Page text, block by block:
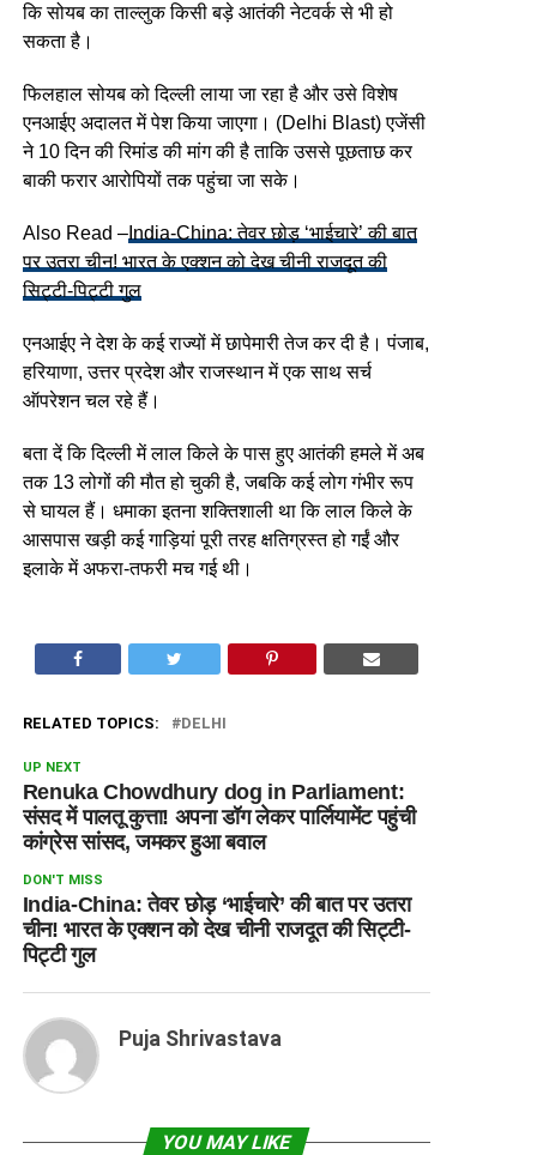
कि सोयब का ताल्लुक किसी बड़े आतंकी नेटवर्क से भी हो
सकता है।
फिलहाल सोयब को दिल्ली लाया जा रहा है और उसे विशेष
एनआईए अदालत में पेश किया जाएगा। (Delhi Blast) एजेंसी
ने 10 दिन की रिमांड की मांग की है ताकि उससे पूछताछ कर
बाकी फरार आरोपियों तक पहुंचा जा सके।
Also Read –India-China: तेवर छोड़ ‘भाईचारे’ की बात
पर उतरा चीन! भारत के एक्शन को देख चीनी राजदूत की
सिट्टी-पिट्टी गुल
एनआईए ने देश के कई राज्यों में छापेमारी तेज कर दी है। पंजाब,
हरियाणा, उत्तर प्रदेश और राजस्थान में एक साथ सर्च
ऑपरेशन चल रहे हैं।
बता दें कि दिल्ली में लाल किले के पास हुए आतंकी हमले में अब
तक 13 लोगों की मौत हो चुकी है, जबकि कई लोग गंभीर रूप
से घायल हैं। धमाका इतना शक्तिशाली था कि लाल किले के
आसपास खड़ी कई गाड़ियां पूरी तरह क्षतिग्रस्त हो गईं और
इलाके में अफरा-तफरी मच गई थी।
RELATED TOPICS: DELHI
UP NEXT
Renuka Chowdhury dog in Parliament:
संसद में पालतू कुत्ता! अपना डॉग लेकर पार्लियामेंट पहुंची
कांग्रेस सांसद, जमकर हुआ बवाल
DON'T MISS
India-China: तेवर छोड़ ‘भाईचारे’ की बात पर उतरा
चीन! भारत के एक्शन को देख चीनी राजदूत की सिट्टी-
पिट्टी गुल
Puja Shrivastava
YOU MAY LIKE